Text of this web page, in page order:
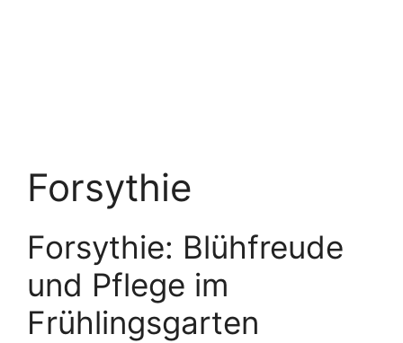
Forsythie
Forsythie: Blühfreude
und Pflege im
Frühlingsgarten